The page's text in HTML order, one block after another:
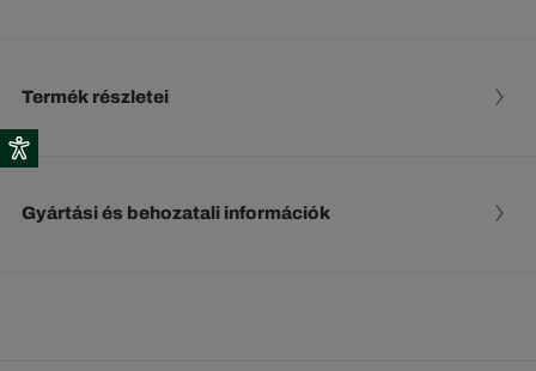
Termék részletei
Gyártási és behozatali információk